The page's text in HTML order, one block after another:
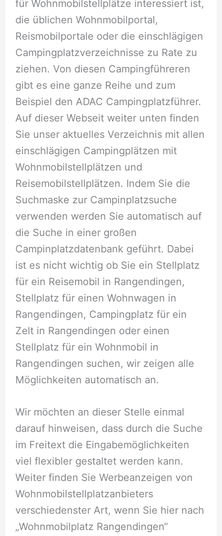
für Wohnmobilstellplätze interessiert ist,
die üblichen Wohnmobilportal,
Reismobilportale oder die einschlägigen
Campingplatzverzeichnisse zu Rate zu
ziehen. Von diesen Campingführeren
gibt es eine ganze Reihe und zum
Beispiel den ADAC Campingplatzführer.
Auf dieser Webseit weiter unten finden
Sie unser aktuelles Verzeichnis mit allen
einschlägigen Campingplätzen mit
Wohnmobilstellplätzen und
Reisemobilstellplätzen. Indem Sie die
Suchmaske zur Campinplatzsuche
verwenden werden Sie automatisch auf
die Suche in einer großen
Campinplatzdatenbank geführt. Dabei
ist es nicht wichtig ob Sie ein Stellplatz
für ein Reisemobil in Rangendingen,
Stellplatz für einen Wohnwagen in
Rangendingen, Campingplatz für ein
Zelt in Rangendingen oder einen
Stellplatz für ein Wohnmobil in
Rangendingen suchen, wir zeigen alle
Möglichkeiten automatisch an.
Wir möchten an dieser Stelle einmal
darauf hinweisen, dass durch die Suche
im Freitext die Eingabemöglichkeiten
viel flexibler gestaltet werden kann.
Weiter finden Sie Werbeanzeigen von
Wohnmobilstellplatzanbieters
verschiedenster Art, wenn Sie hier nach
„Wohnmobilplatz Rangendingen“